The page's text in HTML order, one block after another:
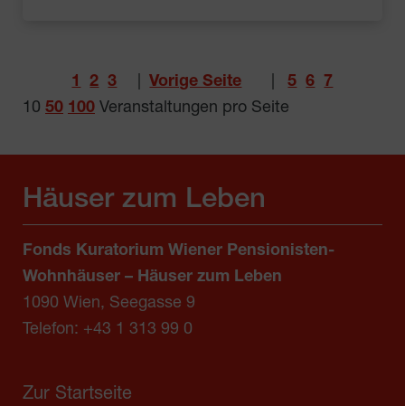
1 2 3 Vorige Seite 5 6
7
10 50 100 Veranstaltungen pro Seite
Häuser zum Leben
Fonds Kuratorium Wiener Pensionisten-
Wohnhäuser – Häuser zum Leben
1090 Wien, Seegasse 9
Telefon: +43 1 313 99 0
Zur Startseite